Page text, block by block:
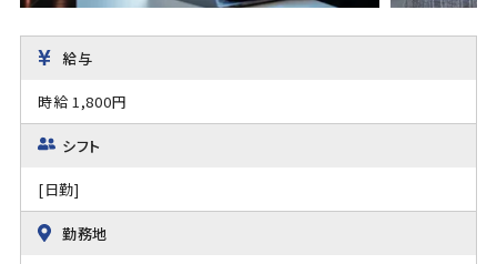
給与
時給 1,800円
シフト
[日勤]
勤務地